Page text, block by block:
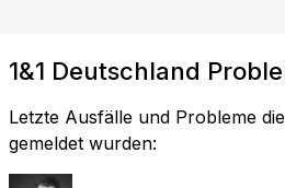
1&1 Deutschland
Letzte Ausfälle und Probleme
gemeldet wurden: